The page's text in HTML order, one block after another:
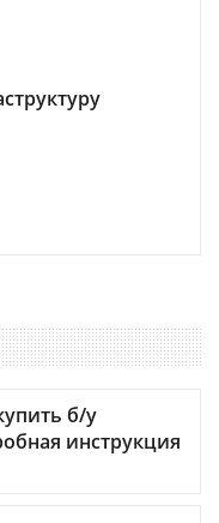
б/у
инструкция